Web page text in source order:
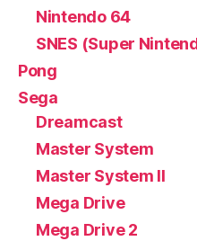
Nintendo 64
SNES (Super
Pong
Sega
Dreamcast
Master System
Master System II
Mega Drive
Mega Drive 2